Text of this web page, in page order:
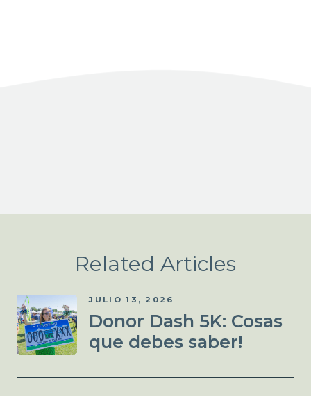
Related Articles
JULIO 13, 2026
Donor Dash 5K: Cosas
que debes saber!